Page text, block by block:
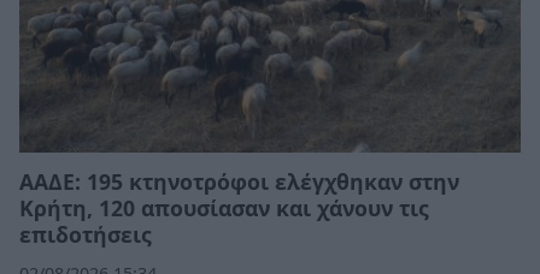
ΑΑΔΕ: 195 κτηνοτρόφοι ελέγχθηκαν στην
Κρήτη, 120 απουσίασαν και χάνουν τις
επιδοτήσεις